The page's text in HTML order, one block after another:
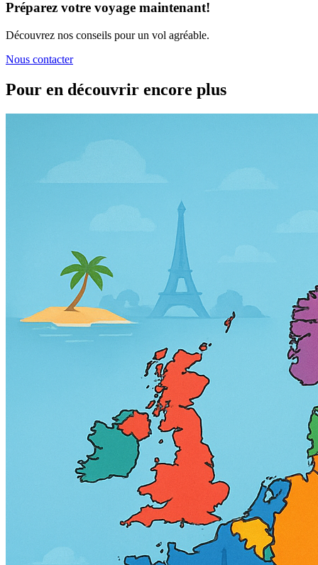
Préparez votre voyage maintenant!
Découvrez nos conseils pour un vol agréable.
Nous contacter
Pour en découvrir encore plus